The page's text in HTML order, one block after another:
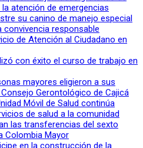
atención de emergencias
su canino de manejo especial
convivencia responsable
de Atención al Ciudadano en
con éxito el curso de trabajo en
mayores eligieron a sus
Gerontológico de Cajicá
Móvil de Salud continúa
de salud a la comunidad
las transferencias del sexto
Colombia Mayor
en la construcción de la